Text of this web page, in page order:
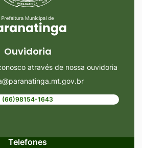
Ouvidoria
através de nossa ouvidoria
(66)98154-1643
Telefones